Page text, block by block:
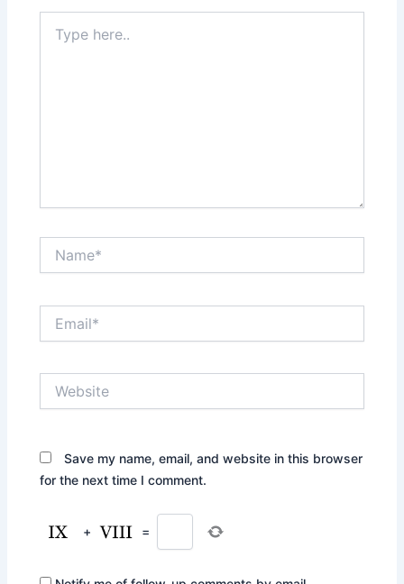
here..
Save my name, email, and website in this browser
for the next time I comment.
+ =